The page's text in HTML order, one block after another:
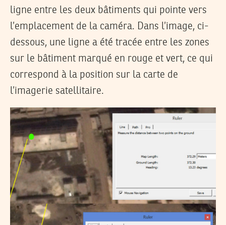
ligne entre les deux bâtiments qui pointe vers
l’emplacement de la caméra. Dans l’image, ci-
dessous, une ligne a été tracée entre les zones
sur le bâtiment marqué en rouge et vert, ce qui
correspond à la position sur la carte de
l’imagerie satellitaire.